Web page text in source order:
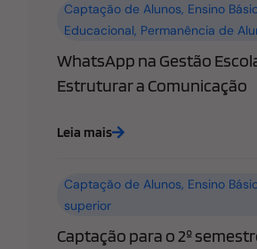
Captação de Alunos, Ensino
Educacional, Permanência de
WhatsApp na Gestão
Estruturar a Comunicação
Leia mais
Captação de Alunos, Ensino
superior
Captação para o 2º